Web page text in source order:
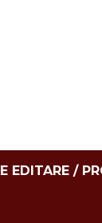
EDITARE /